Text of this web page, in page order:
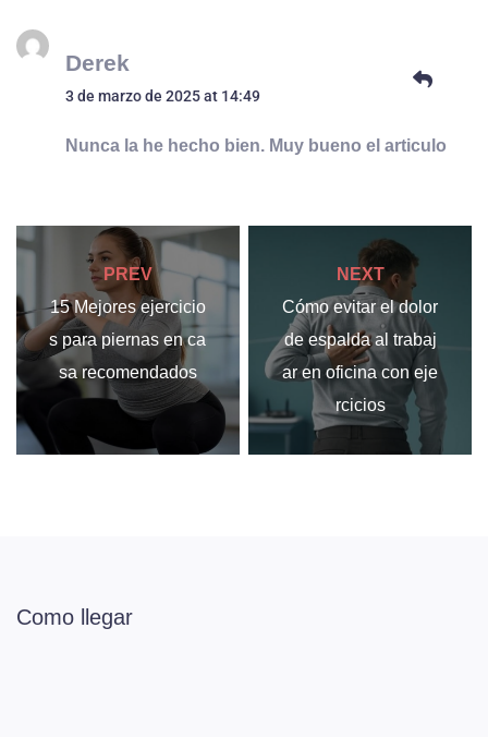
Derek
3 de marzo de 2025 at 14:49
Nunca la he hecho bien. Muy bueno el articulo
PREV
15 Mejores ejercicio
s para piernas en ca
sa recomendados
NEXT
Cómo evitar el dolor
de espalda al trabaj
ar en oficina con eje
rcicios
Como llegar